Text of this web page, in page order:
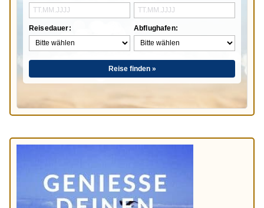
Reisedauer: Abflughafen:
Reise finden »